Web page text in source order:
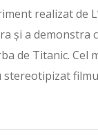
realizat de
și a demonstra
de Titanic. Cel